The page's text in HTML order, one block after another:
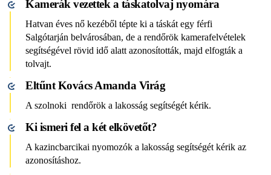
Kamerák vezettek a táskatolvaj nyomára
Hatvan éves nő kezéből tépte ki a táskát egy férfi
Salgótarján belvárosában, de a rendőrök kamerafelvételek
segítségével rövid idő alatt azonosították, majd elfogták a
tolvajt.
Eltűnt Kovács Amanda Virág
A szolnoki rendőrök a lakosság segítségét kérik.
Ki ismeri fel a két elkövetőt?
A kazincbarcikai nyomozók a lakosság segítségét kérik az
azonosításhoz.